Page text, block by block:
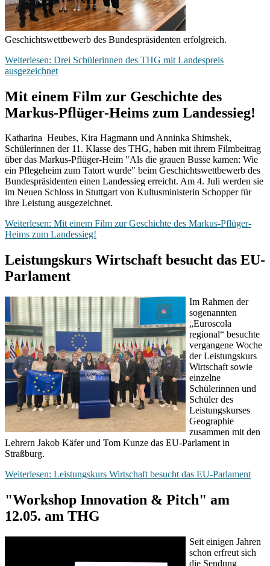
Geschichtswettbewerb des Bundespräsidenten erfolgreich.
Weiterlesen: Drei Schülerinnen des THG mit Landespreis
ausgezeichnet
Mit einem Film zur Geschichte des
Markus-Pflüger-Heims zum Landessieg!
Katharina Heubes, Kira Hagmann und Anninka Shimshek,
Schülerinnen der 11. Klasse des THG, haben mit ihrem Filmbeitrag
über das Markus-Pflüger-Heim "Als die grauen Busse kamen: Wie
ein Pflegeheim zum Tatort wurde" beim Geschichtswettbewerb des
Bundespräsidenten einen Landessieg erreicht. Am 4. Juli werden sie
im Neuen Schloss in Stuttgart von Kultusministerin Schopper für
ihre Leistung ausgezeichnet.
Weiterlesen: Mit einem Film zur Geschichte des Markus-Pflüger-
Heims zum Landessieg!
Leistungskurs Wirtschaft besucht das EU-
Parlament
Im Rahmen der
sogenannten
„Euroscola
regional“ besuchte
vergangene Woche
der Leistungskurs
Wirtschaft sowie
einzelne
Schülerinnen und
Schüler des
Leistungskurses
Geographie
zusammen mit den
Lehrern Jakob Käfer und Tom Kunze das EU-Parlament in
Straßburg.
Weiterlesen: Leistungskurs Wirtschaft besucht das EU-Parlament
"Workshop Innovation & Pitch" am
12.05. am THG
Seit einigen Jahren
schon erfreut sich
die Sendung